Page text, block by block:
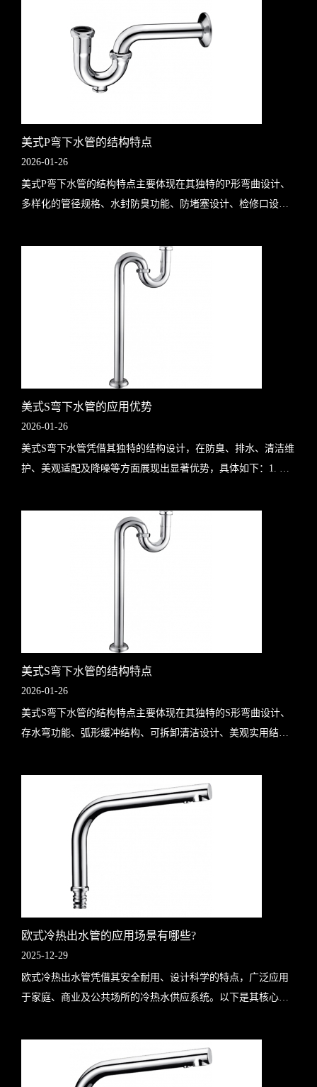
美式P弯下水管的结构特点
2026-01-26
美式P弯下水管的结构特点主要体现在其独特的P形弯曲设计、
多样化的管径规格、水封防臭功能、防堵塞设计、检修口设
介绍：P形弯曲设计：美式P弯下水管..
美式S弯下水管的应用优势
2026-01-26
美式S弯下水管凭借其独特的结构设计，在防臭、排水、清洁维
护、美观适配及降噪等方面展现出显著优势，具体如下：1. 卓
置的存水弯结构，通过在管道..
美式S弯下水管的结构特点
2026-01-26
美式S弯下水管的结构特点主要体现在其独特的S形弯曲设计、
存水弯功能、弧形缓冲结构、可拆卸清洁设计、美观实用结合
式S弯下水管的核心结构是其标志..
欧式冷热出水管的应用场景有哪些?
2025-12-29
欧式冷热出水管凭借其安全耐用、设计科学的特点，广泛应用
于家庭、商业及公共场所的冷热水供应系统。以下是其核心应
供应功能适配：连接水槽龙头，提..